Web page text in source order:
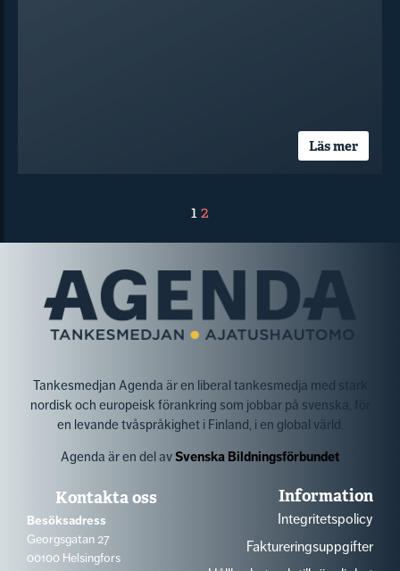
Läs mer
12
Tankesmedjan Agenda är en liberal tankesmedja med stark
nordisk och europeisk förankring som jobbar på svenska, för
en levande tvåspråkighet i Finland, i en global värld.
Agenda är en del avSvenska Bildningsförbundet
Kontakta oss
Besöksadress
Georgsgatan 27
00100 Helsingfors
Information
Integritetspolicy
Faktureringsuppgifter